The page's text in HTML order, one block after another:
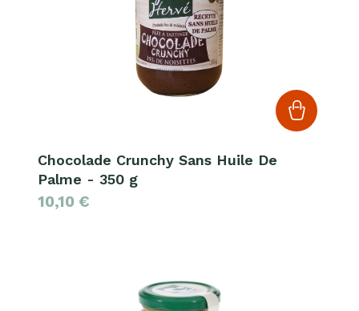
Chocolade Crunchy Sans Huile De
Palme - 350 g
10,10 €